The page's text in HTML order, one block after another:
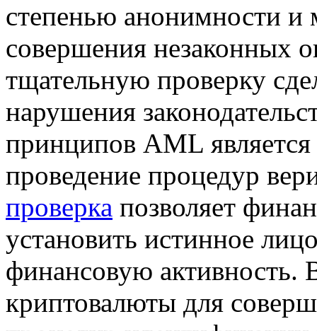
степенью анонимности и
совершения незаконных
тщательную проверку
нарушения
принципов AML
проведение процедур
проверка позволяет
установить истинное
финансовую активность.
криптовалюты для